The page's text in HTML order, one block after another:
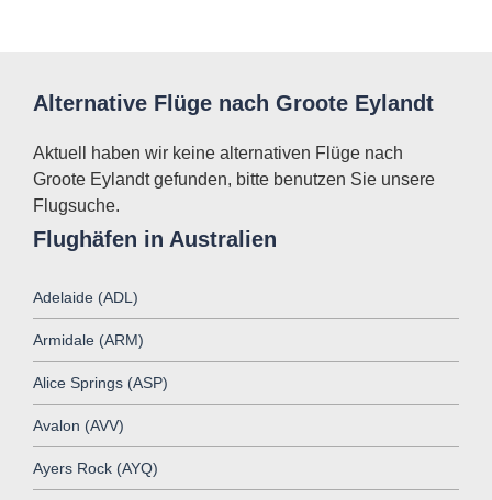
Alternative Flüge nach Groote Eylandt
Aktuell haben wir keine alternativen Flüge nach
Groote Eylandt gefunden, bitte benutzen Sie unsere
Flugsuche.
Flughäfen in Australien
Adelaide (ADL)
Armidale (ARM)
Alice Springs (ASP)
Avalon (AVV)
Ayers Rock (AYQ)